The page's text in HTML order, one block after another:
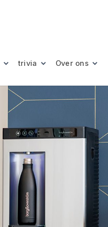
trivia Over ons